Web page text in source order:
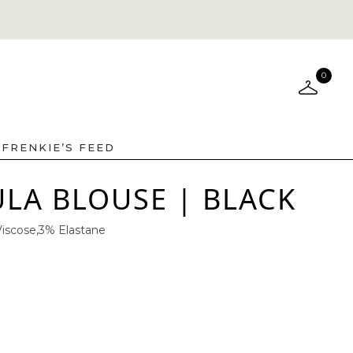
0
FRENKIE’S FEED
BLOUSE | BLACK
Elastane